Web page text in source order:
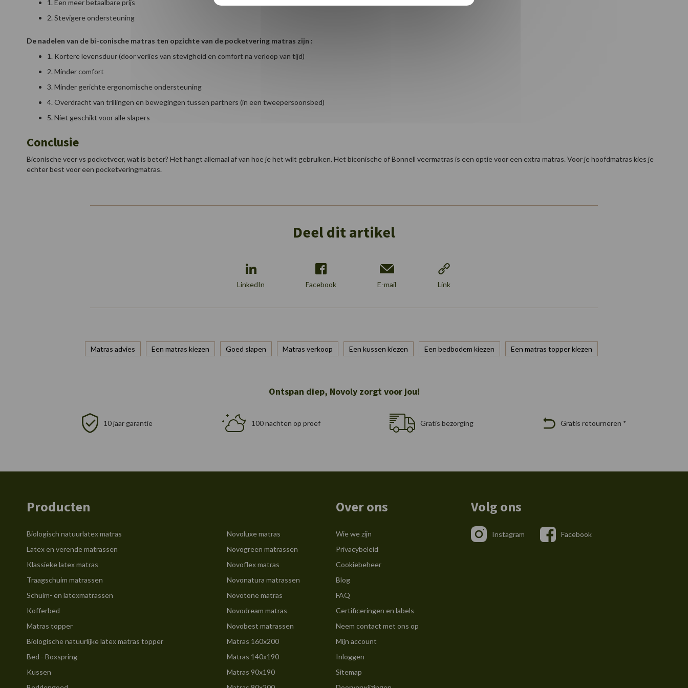
1. Een meer betaalbare prijs
2. Stevigere ondersteuning
De nadelen van de bi-conische matras ten opzichte van de pocketvering matras zijn :
1. Kortere levensduur (door verlies van stevigheid en comfort na verloop van tijd)
2. Minder comfort
3. Minder gerichte ergonomische ondersteuning
4. Overdracht van trillingen en bewegingen tussen partners (in een tweepersoonsbed)
5. Niet geschikt voor alle slapers
Conclusie
Biconische veer vs pocketveer, wat is beter? Het hangt allemaal af van hoe je het wilt gebruiken. Het biconische of Bonnell veermatras is een optie voor een extra matras. Voor je hoofdmatras kies je
echter best voor een pocketveringmatras.
Deel dit artikel
LinkedIn Facebook E-mail Link
Matras advies Een matras kiezen Goed slapen Matras verkoop Een kussen kiezen Een bedbodem kiezen Een matras topper kiezen
Ontspan diep, Novoly zorgt voor jou!
10 jaar garantie 100 nachten op proef Gratis bezorging Gratis retourneren *
Producten
Biologisch natuurlatex matras
Latex en verende matrassen
Klassieke latex matras
Traagschuim matrassen
Schuim- en latexmatrassen
Kofferbed
Matras topper
Biologische natuurlijke latex matras topper
Bed - Boxspring
Kussen
Novoluxe matras
Novogreen matrassen
Novoflex matras
Novonatura matrassen
Novotone matras
Novodream matras
Novobest matrassen
Matras 160x200
Matras 140x190
Matras 90x190
Over ons
Wie we zijn
Privacybeleid
Cookiebeheer
Blog
FAQ
Certificeringen en labels
Neem contact met ons op
Mijn account
Inloggen
Sitemap
Volg ons
Instagram Facebook